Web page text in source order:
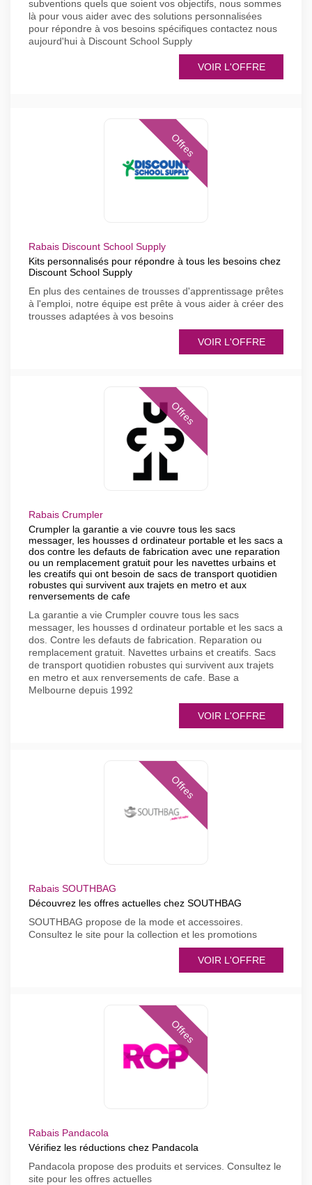
subventions quels que soient vos objectifs, nous sommes
là pour vous aider avec des solutions personnalisées
pour répondre à vos besoins spécifiques contactez nous
aujourd'hui à Discount School Supply
VOIR L'OFFRE
Offres
Rabais Discount School Supply
Kits personnalisés pour répondre à tous les besoins chez
Discount School Supply
En plus des centaines de trousses d'apprentissage prêtes
à l'emploi, notre équipe est prête à vous aider à créer des
trousses adaptées à vos besoins
VOIR L'OFFRE
Offres
Rabais Crumpler
Crumpler la garantie a vie couvre tous les sacs
messager, les housses d ordinateur portable et les sacs a
dos contre les defauts de fabrication avec une reparation
ou un remplacement gratuit pour les navettes urbains et
les creatifs qui ont besoin de sacs de transport quotidien
robustes qui survivent aux trajets en metro et aux
renversements de cafe
La garantie a vie Crumpler couvre tous les sacs
messager, les housses d ordinateur portable et les sacs a
dos. Contre les defauts de fabrication. Reparation ou
remplacement gratuit. Navettes urbains et creatifs. Sacs
de transport quotidien robustes qui survivent aux trajets
en metro et aux renversements de cafe. Base a
Melbourne depuis 1992
VOIR L'OFFRE
Offres
Rabais SOUTHBAG
Découvrez les offres actuelles chez SOUTHBAG
SOUTHBAG propose de la mode et accessoires.
Consultez le site pour la collection et les promotions
VOIR L'OFFRE
Offres
Rabais Pandacola
Vérifiez les réductions chez Pandacola
Pandacola propose des produits et services. Consultez le
site pour les offres actuelles